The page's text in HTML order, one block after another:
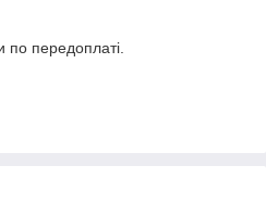
по передоплаті.